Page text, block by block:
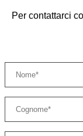
Per contattarci